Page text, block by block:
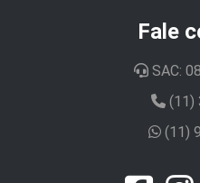
Fale
SAC:
(11)
(11)